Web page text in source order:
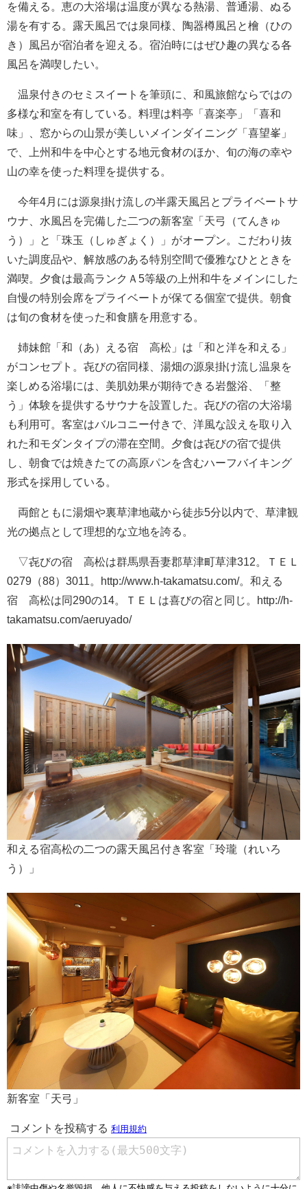
を備える。恵の大浴場は温度が異なる熱湯、普通湯、ぬる
湯を有する。露天風呂では泉同様、陶器樽風呂と檜（ひの
き）風呂が宿泊者を迎える。宿泊時にはぜひ趣の異なる各
風呂を満喫したい。
温泉付きのセミスイートを筆頭に、和風旅館ならではの
多様な和室を有している。料理は料亭「喜楽亭」「喜和
味」、窓からの山景が美しいメインダイニング「喜望峯」
で、上州和牛を中心とする地元食材のほか、旬の海の幸や
山の幸を使った料理を提供する。
今年4月には源泉掛け流しの半露天風呂とプライベートサ
ウナ、水風呂を完備した二つの新客室「天弓（てんきゅ
う）」と「珠玉（しゅぎょく）」がオープン。こだわり抜
いた調度品や、解放感のある特別空間で優雅なひとときを
満喫。夕食は最高ランクＡ5等級の上州和牛をメインにした
自慢の特別会席をプライベートが保てる個室で提供。朝食
は旬の食材を使った和食膳を用意する。
姉妹館「和（あ）える宿 高松」は「和と洋を和える」
がコンセプト。㐂びの宿同様、湯畑の源泉掛け流し温泉を
楽しめる浴場には、美肌効果が期待できる岩盤浴、「整
う」体験を提供するサウナを設置した。㐂びの宿の大浴場
も利用可。客室はバルコニー付きで、洋風な設えを取り入
れた和モダンタイプの滞在空間。夕食は㐂びの宿で提供
し、朝食では焼きたての高原パンを含むハーフバイキング
形式を採用している。
両館ともに湯畑や裏草津地蔵から徒歩5分以内で、草津観
光の拠点として理想的な立地を誇る。
▽㐂びの宿 高松は群馬県吾妻郡草津町草津312。ＴＥＬ
0279（88）3011。http://www.h-takamatsu.com/。和える
宿 高松は同290の14。ＴＥＬは喜びの宿と同じ。http://h-
takamatsu.com/aeruyado/
和える宿高松の二つの露天風呂付き客室「玲瓏（れいろ
う）」
新客室「天弓」